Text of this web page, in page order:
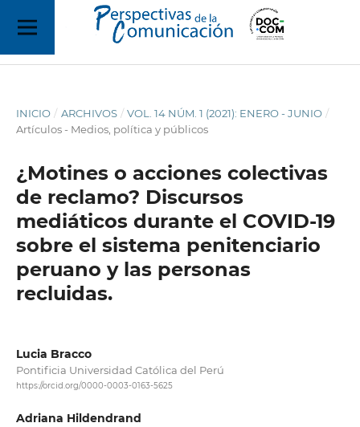
INICIO / ARCHIVOS / VOL. 14 NÚM. 1 (2021): ENERO - JUNIO /
Artículos - Medios, política y públicos
¿Motines o acciones colectivas
de reclamo? Discursos
mediáticos durante el COVID-19
sobre el sistema penitenciario
peruano y las personas
recluidas.
Lucia Bracco
Pontificia Universidad Católica del Perú
https://orcid.org/0000-0003-0163-5625
Adriana Hildendrand